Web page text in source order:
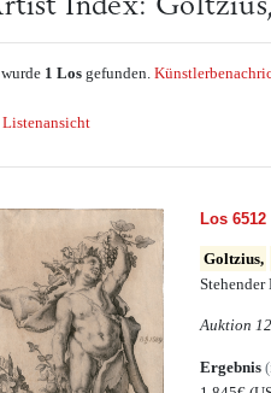
Index:
1 Losgefunden.
Listenansicht
Los 6512
Goltzius,
Stehender
Auktion
Ergebnis